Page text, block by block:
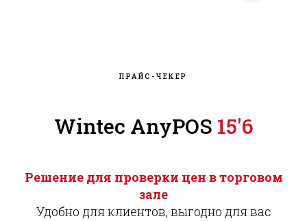
ПРАЙС-ЧЕКЕР
Wintec AnyPOS 15'6
Решение для проверки цен в торговом
зале
Удобно для клиентов, выгодно для вас